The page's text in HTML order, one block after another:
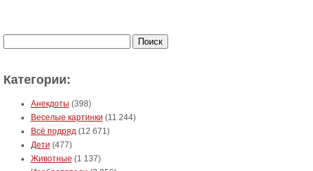
Категории:
Анекдоты (398)
Веселые картинки (11 244)
Всё подряд(12 671)
Дети (477)
Животные (1 137)